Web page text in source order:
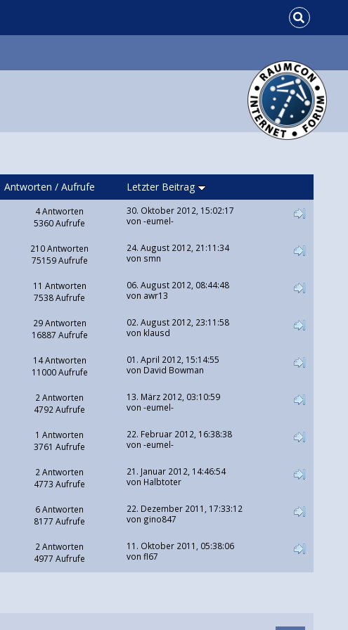
Antworten / Aufrufe
Letzter Beitrag
4 Antworten
5360 Aufrufe
30. Oktober 2012, 15:02:17
von -eumel-
210 Antworten
75159 Aufrufe
24. August 2012, 21:11:34
von smn
11 Antworten
7538 Aufrufe
06. August 2012, 08:44:48
von awr13
29 Antworten
16887 Aufrufe
02. August 2012, 23:11:58
von klausd
14 Antworten
11000 Aufrufe
01. April 2012, 15:14:55
von David Bowman
2 Antworten
4792 Aufrufe
13. März 2012, 03:10:59
von -eumel-
1 Antworten
3761 Aufrufe
22. Februar 2012, 16:38:38
von -eumel-
2 Antworten
4773 Aufrufe
21. Januar 2012, 14:46:54
von Halbtoter
6 Antworten
8177 Aufrufe
22. Dezember 2011, 17:33:12
von gino847
2 Antworten
4977 Aufrufe
11. Oktober 2011, 05:38:06
von fl67